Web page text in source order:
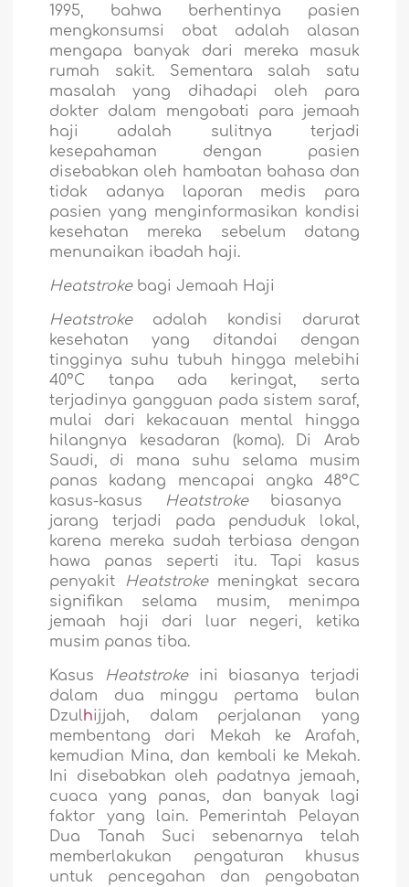
1995, bahwa berhentinya pasien
mengkonsumsi obat adalah alasan
mengapa banyak dari mereka masuk
rumah sakit. Sementara salah satu
masalah yang dihadapi oleh para
dokter dalam mengobati para jemaah
haji adalah sulitnya terjadi
kesepahaman dengan pasien
disebabkan oleh hambatan bahasa dan
tidak adanya laporan medis para
pasien yang menginformasikan kondisi
kesehatan mereka sebelum datang
menunaikan ibadah haji.
Heatstrokebagi Jemaah Haji
Heatstrokeadalah kondisi darurat
kesehatan yang ditandai dengan
tingginya suhu tubuh hingga melebihi
40°C
tanpa ada keringat, serta
terjadinya gangguan pada sistem saraf,
mulai dari kekacauan mental hingga
hilangnya kesadaran (koma). Di Arab
Saudi, di mana suhu selama musim
panas kadang mencapai angka 48°C
kasus-kasus
Heatstrokebiasanya
jarang terjadi pada penduduk lokal,
karena mereka sudah terbiasa dengan
hawa panas seperti itu. Tapi kasus
penyakit
Heatstrokemeningkat secara
signifikan selama musim, menimpa
jemaah haji dari luar negeri, ketika
musim panas tiba.
Kasus Heatstrokeini biasanya terjadi
dalam dua minggu pertama bulan
Dzul hijjah, dalam perjalanan yang
membentang dari Mekah ke Arafah,
kemudian Mina, dan kembali ke Mekah.
Ini disebabkan oleh padatnya jemaah,
cuaca yang panas, dan banyak lagi
faktor yang lain. Pemerintah Pelayan
Dua Tanah Suci sebenarnya telah
memberlakukan pengaturan khusus
untuk pencegahan dan pengobatan